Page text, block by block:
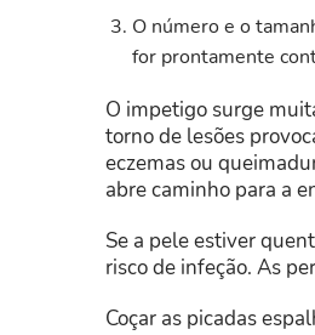
O número e o
for prontamente
O impetigo surge
torno de lesões
eczemas ou
abre caminho para a
Se a pele estiver
risco de infeção. As
Coçar as picadas